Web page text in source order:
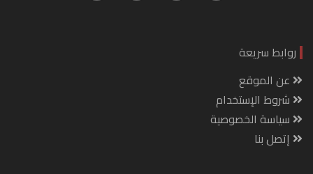
روابط سريعة
عن الموقع
شروط الإستخدام
سياسة الخصوصية
إتصل بنا